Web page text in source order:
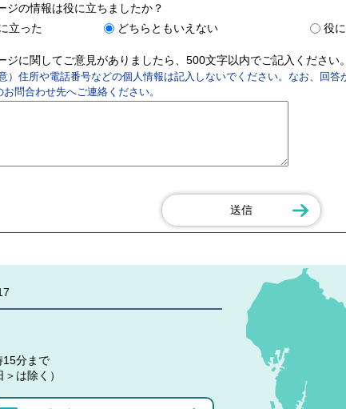
ジの情報は役に立ちましたか？
立った
どちらともいえない 役
ジに関してご意見がありましたら、500文字以内でご記入ください
意）住所や電話番号などの個人情報は記入しないでください。なお、回
お問合わせ先へご連絡ください。
分まで
は除く）